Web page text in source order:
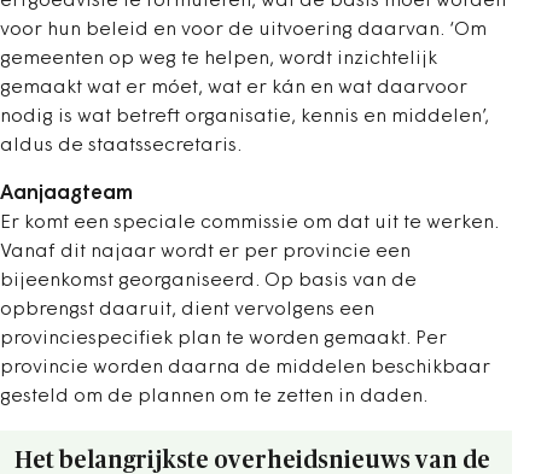
voor hun beleid en voor de uitvoering daarvan. ‘Om
gemeenten op weg te helpen, wordt inzichtelijk
gemaakt wat er móet, wat er kán en wat daarvoor
nodig is wat betreft organisatie, kennis en middelen’,
aldus de staatssecretaris.
Aanjaagteam
Er komt een speciale commissie om dat uit te werken.
Vanaf dit najaar wordt er per provincie een
bijeenkomst georganiseerd. Op basis van de
opbrengst daaruit, dient vervolgens een
provinciespecifiek plan te worden gemaakt. Per
provincie worden daarna de middelen beschikbaar
gesteld om de plannen om te zetten in daden.
Het belangrijkste overheidsnieuws van de